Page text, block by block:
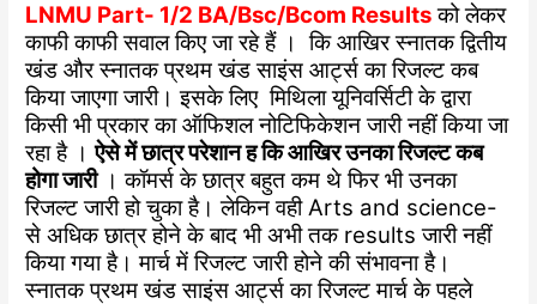
LNMU Part- 1/2 BA/Bsc/Bcom Resultsको लेकर
काफी काफी सवाल किए जा रहे हैं । कि आखिर स्नातक द्वितीय
खंड और स्नातक प्रथम खंड साइंस आर्ट्स का रिजल्ट कब
किया जाएगा जारी। इसके लिए मिथिला यूनिवर्सिटी के द्वारा
किसी भी प्रकार का ऑफिशल नोटिफिकेशन जारी नहीं किया जा
रहा है ।ऐसे में छात्र परेशान ह कि आखिर उनका रिजल्ट कब
होगा जारी। कॉमर्स के छात्र बहुत कम थे फिर भी उनका
रिजल्ट जारी हो चुका है। लेकिन वही Arts and science-
से अधिक छात्र होने के बाद भी अभी तक results जारी नहीं
किया गया है। मार्च में रिजल्ट जारी होने की संभावना है।
स्नातक प्रथम खंड साइंस आर्ट्स का रिजल्ट मार्च के पहले